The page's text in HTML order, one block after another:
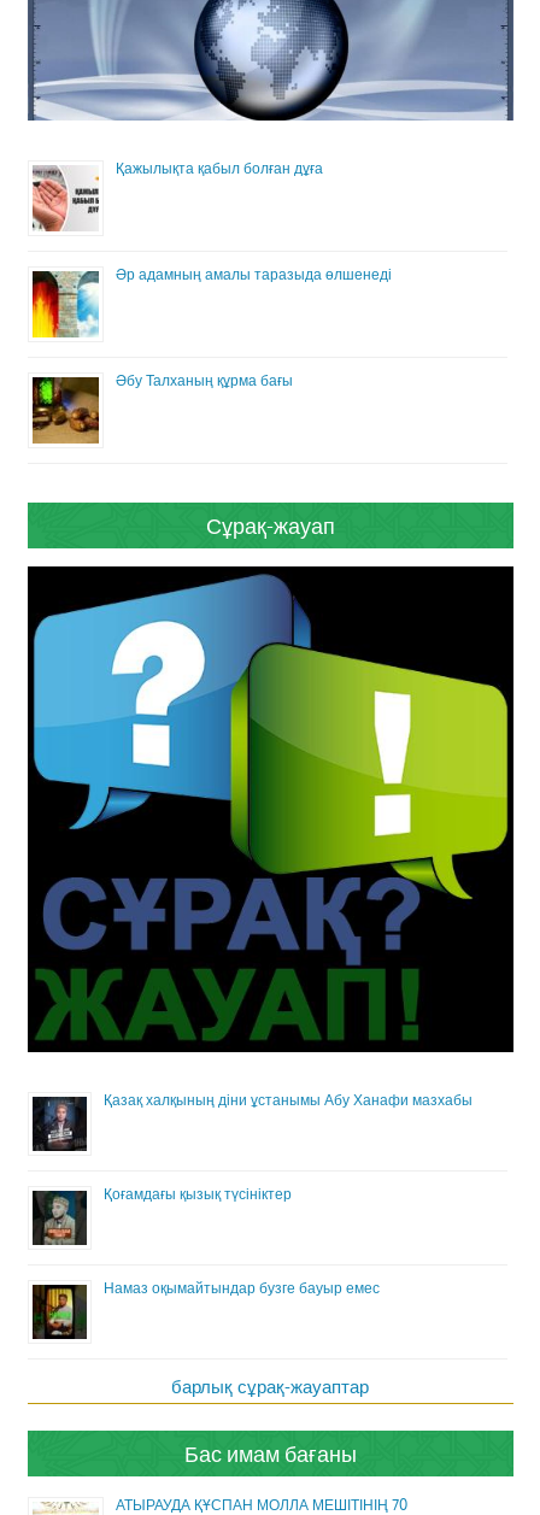
Қажылықта қабыл болған дұға
Әр адамның амалы таразыда өлшенеді
Әбу Талханың құрма бағы
Сұрақ-жауап
Қазақ халқының діни ұстанымы Абу Ханафи мазхабы
Қоғамдағы қызық түсініктер
Намаз оқымайтындар бузге бауыр емес
барлық сұрақ-жауаптар
Бас имам бағаны
АТЫРАУДА ҚҰСПАН МОЛЛА МЕШІТІНІҢ 70